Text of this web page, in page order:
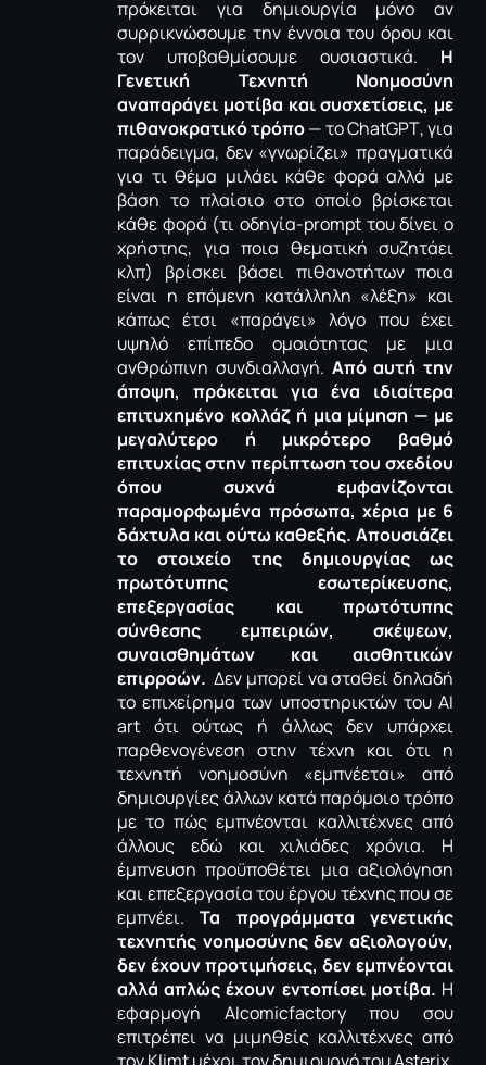
πρόκειται για δημιουργία μόνο αν
συρρικνώσουμε την έννοια του όρου και
τον υποβαθμίσουμε ουσιαστικά. Η
Γενετική Τεχνητή Νοημοσύνη
αναπαράγει μοτίβα και συσχετίσεις, με
πιθανοκρατικό τρόπο— τοChatGPT, για
παράδειγμα, δεν «γνωρίζει» πραγματικά
για τι θέμα μιλάει κάθε φορά αλλά με
βάση το πλαίσιο στο οποίο βρίσκεται
κάθε φορά (τι οδηγία-prompt του δίνει ο
χρήστης, για ποια θεματική συζητάει
κλπ) βρίσκει βάσει πιθανοτήτων ποια
είναι η επόμενη κατάλληλη «λέξη» και
κάπως έτσι «παράγει» λόγο που έχει
υψηλό επίπεδο ομοιότητας με μια
ανθρώπινη συνδιαλλαγή. Από αυτή την
άποψη, πρόκειται για ένα ιδιαίτερα
επιτυχημένο κολλάζ ή μια μίμηση — με
μεγαλύτερο ή μικρότερο βαθμό
επιτυχίας στην περίπτωση του σχεδίου
όπου συχνά εμφανίζονται
παραμορφωμένα πρόσωπα, χέρια με 6
δάχτυλα και ούτω καθεξής. Απουσιάζει
το στοιχείο της δημιουργίας ως
πρωτότυπης εσωτερίκευσης,
επεξεργασίας και πρωτότυπης
σύνθεσης εμπειριών, σκέψεων,
συναισθημάτων και αισθητικών
επιρροών. Δεν μπορεί να σταθεί δηλαδή
το επιχείρημα των υποστηρικτών του AI
art ότι ούτως ή άλλως δεν υπάρχει
παρθενογένεση στην τέχνη και ότι η
τεχνητή νοημοσύνη «εμπνέεται» από
δημιουργίες άλλων κατά παρόμοιο τρόπο
με το πώς εμπνέονται καλλιτέχνες από
άλλους εδώ και χιλιάδες χρόνια. Η
έμπνευση προϋποθέτει μια αξιολόγηση
και επεξεργασία του έργου τέχνης που σε
εμπνέει.Τα προγράμματα γενετικής
τεχνητής νοημοσύνης δεν αξιολογούν,
δεν έχουν προτιμήσεις, δεν εμπνέονται
αλλά απλώς έχουν εντοπίσει μοτίβα. Η
εφαρμογή AIcomicfactoryπου σου
επιτρέπει να μιμηθείς καλλιτέχνες από